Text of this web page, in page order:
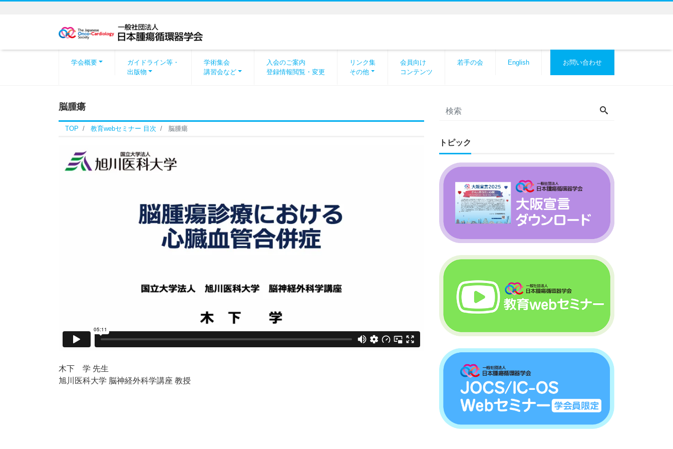
学会概要
ガイドライン等・
出版物
学術集会
講習会など
入会のご案内
登録情報閲覧・変更
リンク集
その他
会員向け
コンテンツ
若手の会 English お問い合わせ
脳腫瘍
TOP 教育webセミナー 目次 脳腫瘍
木下 学 先生
旭川医科大学 脳神経外科学講座 教授
トピック